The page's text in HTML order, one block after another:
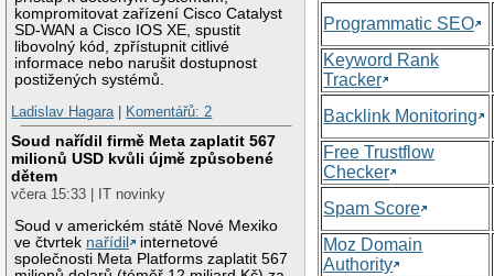
kompromitovat zařízení Cisco Catalyst
SD-WAN a Cisco IOS XE, spustit
libovolný kód, zpřístupnit citlivé
informace nebo narušit dostupnost
postižených systémů.
Ladislav Hagara| Komentářů: 2
Soud nařídil firmě Meta zaplatit 567
milionů USD kvůli újmě způsobené
dětem
včera 15:33 | IT novinky
Soud v americkém státě Nové Mexiko
ve čtvrtek nařídil
internetové
společnosti Meta Platforms zaplatit 567
Programmatic SEO
Keyword Rank
Tracker
Backlink Monitoring
Free Trustflow
Checker
Spam Score
Moz Domain
Authority